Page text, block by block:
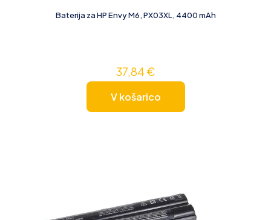
Baterija za HP Envy M6, PX03XL, 4400 mAh
37,84 €
V košarico